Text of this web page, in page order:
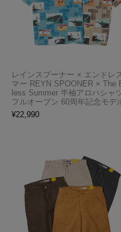
レインスプーナー × エンドレ
マー REYN SPOONER × The
less Summer 半袖アロハシャ
フルオープン 60周年記念モデ
¥22,990